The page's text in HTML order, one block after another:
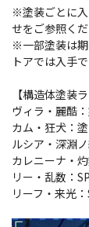
※塗装ごとに
せをご参照くだ
※一部塗装は
トアでは入手
【構造体塗装
ヴィラ・麗酷
カム・狂犬：
ルシア・深淵
カレニーナ・
リー・乱数：
リーフ・来光